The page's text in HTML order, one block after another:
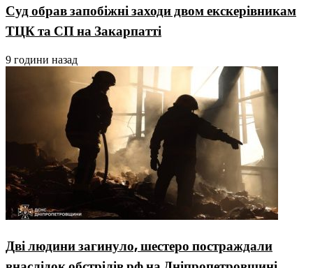
Суд обрав запобіжні заходи двом екскерівникам
ТЦК та СП на Закарпатті
9 години назад
Дві людини загинуло, шестеро постраждали